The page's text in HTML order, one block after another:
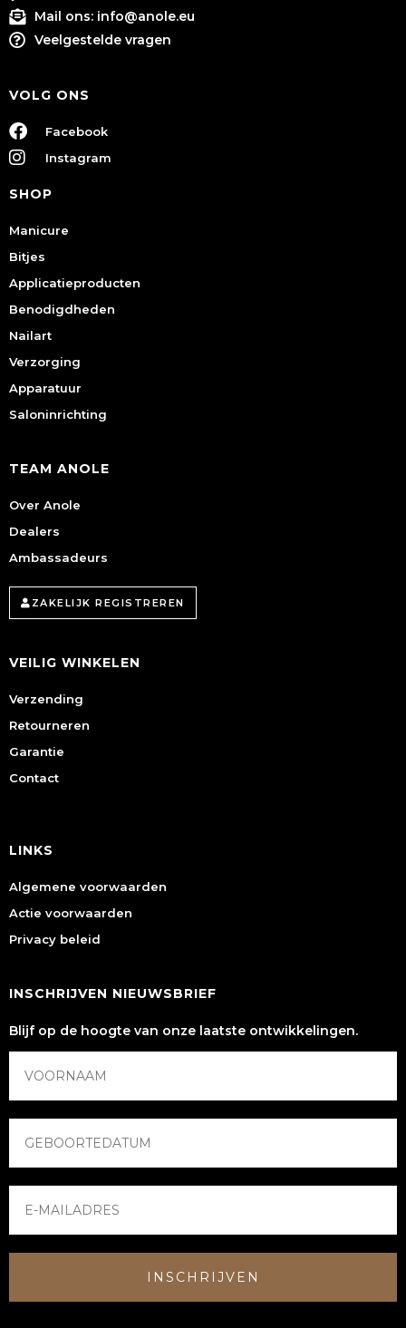
Mail ons: info@anole.eu
Veelgestelde vragen
VOLG ONS
Facebook
Instagram
SHOP
Manicure
Bitjes
Applicatieproducten
Benodigdheden
Nailart
Verzorging
Apparatuur
Saloninrichting
TEAM ANOLE
Over Anole
Dealers
Ambassadeurs
ZAKELIJK REGISTREREN
VEILIG WINKELEN
Verzending
Retourneren
Garantie
Contact
LINKS
Algemene voorwaarden
Actie voorwaarden
Privacy beleid
INSCHRIJVEN NIEUWSBRIEF
Blijf op de hoogte van onze laatste ontwikkelingen.
INSCHRIJVEN